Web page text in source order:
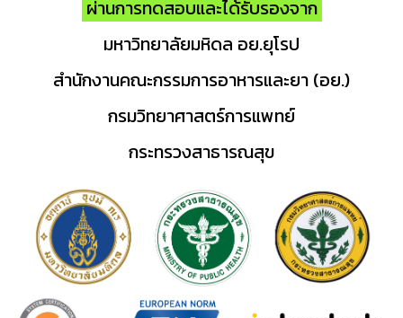
ผ่านการทดสอบและได้รับรองจาก
มหาวิทยาลัยมหิดล อย.ยุโรป
สำนักงานคณะกรรมการอาหารและยา (อย.)
กรมวิทยาศาสตร์การแพทย์
กระทรวงสาธารณสุข